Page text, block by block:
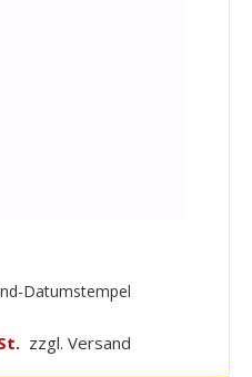
Datumstempel
zzgl. Versand